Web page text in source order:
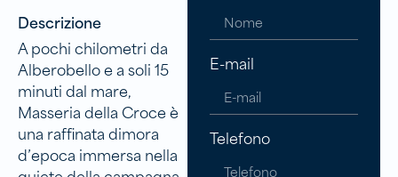
Descrizione
A pochi chilometri da
Alberobello e a soli 15
minuti dal mare,
Masseria della Croce è
una raffinata dimora
d’epoca immersa nella
E-mail
Telefono